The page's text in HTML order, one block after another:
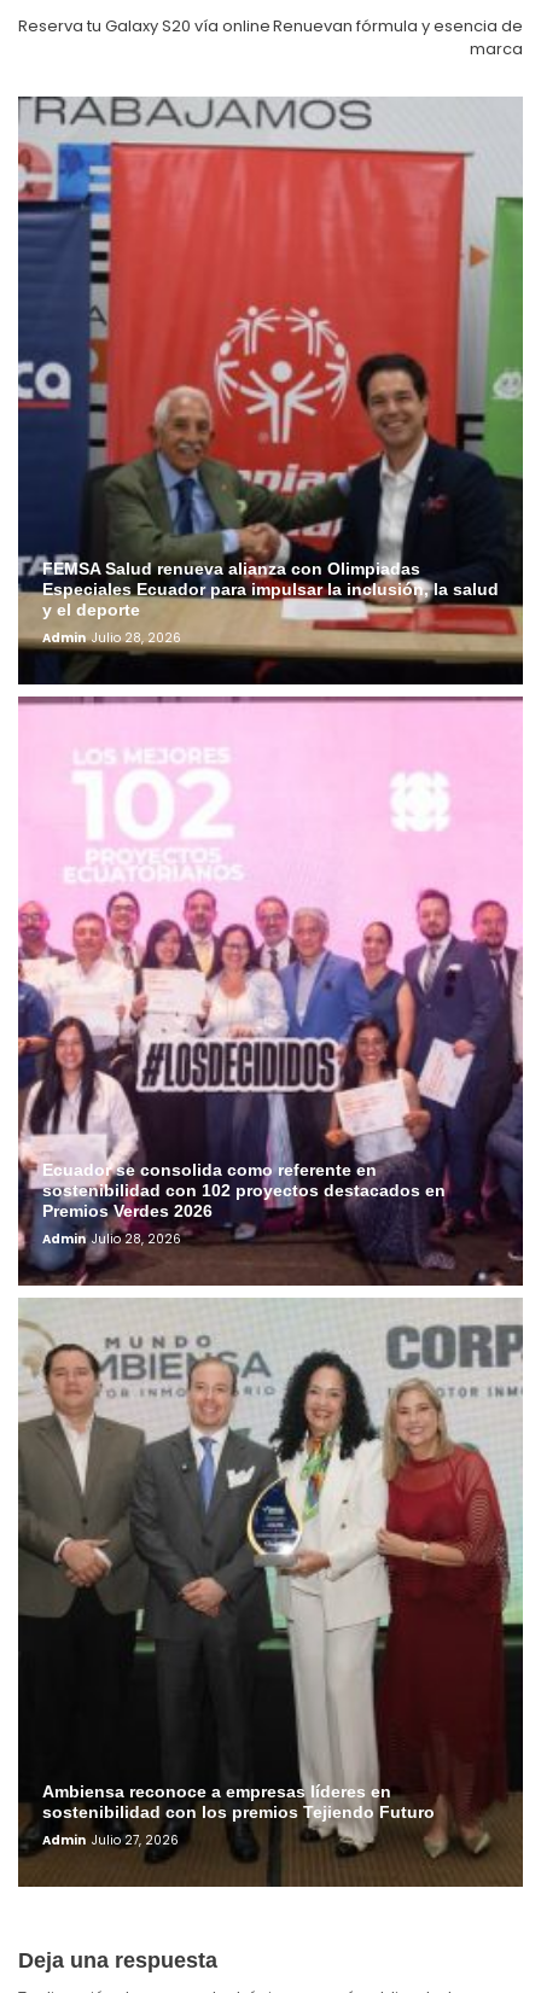
entradas
Reserva tu Galaxy S20 vía onlineRenuevan fórmula y esencia de
marca
FEMSA Salud renueva alianza con Olimpiadas
Especiales Ecuador para impulsar la inclusión, la salud
y el deporte
Admin Julio 28, 2026
Ecuador se consolida como referente en
sostenibilidad con 102 proyectos destacados en
Premios Verdes 2026
Admin Julio 28, 2026
Ambiensa reconoce a empresas líderes en
sostenibilidad con los premios Tejiendo Futuro
Admin Julio 27, 2026
Deja una respuesta